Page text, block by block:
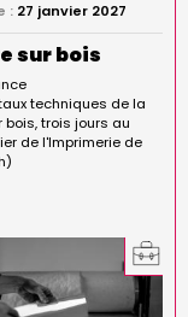
: 27 janvier 2027
sur bois
techniques de la
bois, trois jours au
de l'Imprimerie de